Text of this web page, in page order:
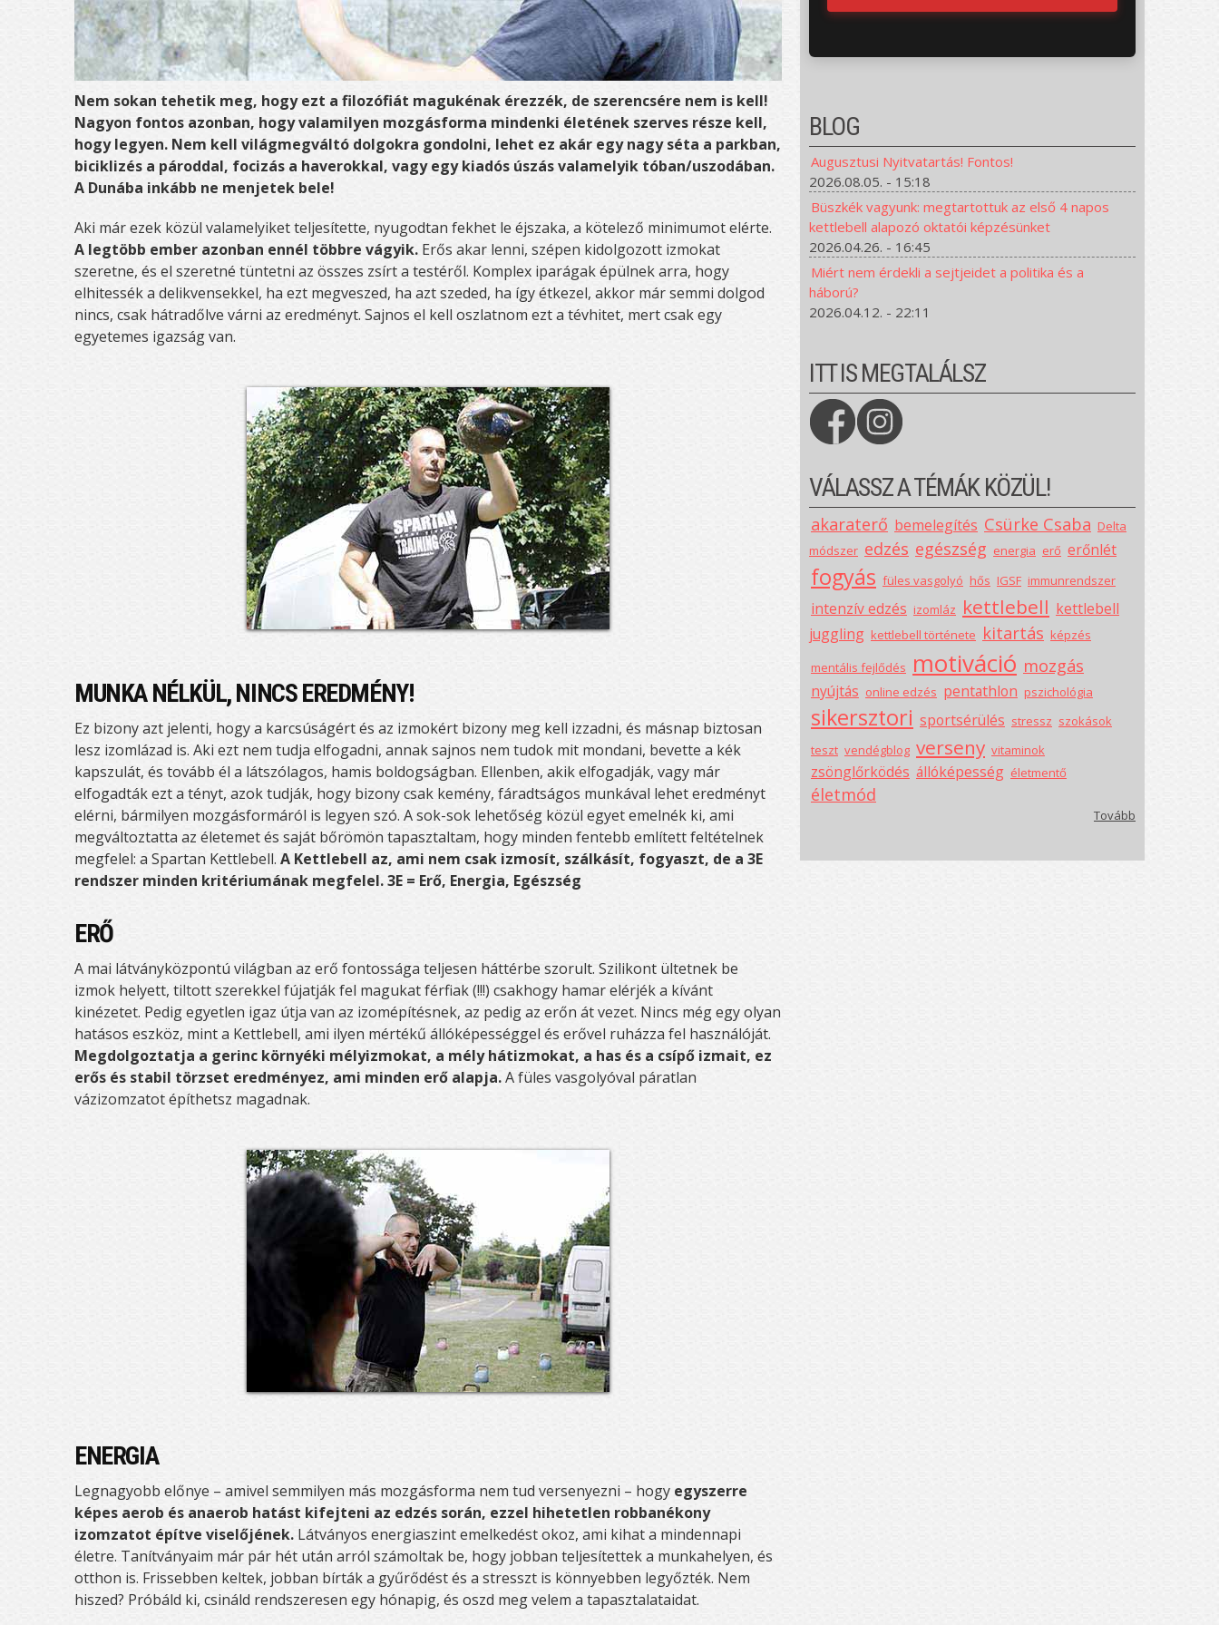
Nem sokan tehetik meg, hogy ezt a filozófiát magukénak érezzék, de szerencsére nem is kell!
Nagyon fontos azonban, hogy valamilyen mozgásforma mindenki életének szerves része kell,
hogy legyen. Nem kell világmegváltó dolgokra gondolni, lehet ez akár egy nagy séta a parkban,
biciklizés a pároddal, focizás a haverokkal, vagy egy kiadós úszás valamelyik tóban/uszodában.
A Dunába inkább ne menjetek bele!
Aki már ezek közül valamelyiket teljesítette, nyugodtan fekhet le éjszaka, a kötelező minimumot elérte.
A legtöbb ember azonban ennél többre vágyik. Erős akar lenni, szépen kidolgozott izmokat
szeretne, és el szeretné tüntetni az összes zsírt a testéről. Komplex iparágak épülnek arra, hogy
elhitessék a delikvensekkel, ha ezt megveszed, ha azt szeded, ha így étkezel, akkor már semmi dolgod
nincs, csak hátradőlve várni az eredményt. Sajnos el kell oszlatnom ezt a tévhitet, mert csak egy
egyetemes igazság van.
MUNKA NÉLKÜL, NINCS EREDMÉNY!
Ez bizony azt jelenti, hogy a karcsúságért és az izmokért bizony meg kell izzadni, és másnap biztosan
lesz izomlázad is. Aki ezt nem tudja elfogadni, annak sajnos nem tudok mit mondani, bevette a kék
kapszulát, és tovább él a látszólagos, hamis boldogságban. Ellenben, akik elfogadják, vagy már
elfogadták ezt a tényt, azok tudják, hogy bizony csak kemény, fáradtságos munkával lehet eredményt
elérni, bármilyen mozgásformáról is legyen szó. A sok-sok lehetőség közül egyet emelnék ki, ami
megváltoztatta az életemet és saját bőrömön tapasztaltam, hogy minden fentebb említett feltételnek
megfelel: a Spartan Kettlebell. A Kettlebell az, ami nem csak izmosít, szálkásít, fogyaszt, de a 3E
rendszer minden kritériumának megfelel. 3E = Erő, Energia, Egészség
ERŐ
A mai látványközpontú világban az erő fontossága teljesen háttérbe szorult. Szilikont ültetnek be
izmok helyett, tiltott szerekkel fújatják fel magukat férfiak (!!!) csakhogy hamar elérjék a kívánt
kinézetet. Pedig egyetlen igaz útja van az izomépítésnek, az pedig az erőn át vezet. Nincs még egy olyan
hatásos eszköz, mint a Kettlebell, ami ilyen mértékű állóképességgel és erővel ruházza fel használóját.
Megdolgoztatja a gerinc környéki mélyizmokat, a mély hátizmokat, a has és a csípő izmait, ez
erős és stabil törzset eredményez, ami minden erő alapja.A füles vasgolyóval páratlan
vázizomzatot építhetsz magadnak.
ENERGIA
Legnagyobb előnye – amivel semmilyen más mozgásforma nem tud versenyezni – hogy egyszerre
képes aerob és anaerob hatást kifejteni az edzés során, ezzel hihetetlen robbanékony
izomzatot építve viselőjének. Látványos energiaszint emelkedést okoz, ami kihat a mindennapi
életre. Tanítványaim már pár hét után arról számoltak be, hogy jobban teljesítettek a munkahelyen, és
otthon is. Frissebben keltek, jobban bírták a gyűrődést és a stresszt is könnyebben legyőzték. Nem
hiszed? Próbáld ki, csináld rendszeresen egy hónapig, és oszd meg velem a tapasztalataidat.
BLOG
Augusztusi Nyitvatartás! Fontos!
2026.08.05. - 15:18
Büszkék vagyunk: megtartottuk az első 4 napos
kettlebell alapozó oktatói képzésünket
2026.04.26. - 16:45
Miért nem érdekli a sejtjeidet a politika és a
háború?
2026.04.12. - 22:11
ITT IS MEGTALÁLSZ
VÁLASSZ A TÉMÁK KÖZÜL!
akaraterő bemelegítés Csürke Csaba Delta
módszer edzés egészség energia erő erőnlét
fogyás füles vasgolyó hős IGSF immunrendszer
intenzív edzés izomláz kettlebell kettlebell
juggling kettlebell története kitartás képzés
mentális fejlődés motiváció mozgás
nyújtás online edzés pentathlon pszichológia
sikersztori sportsérülés stressz szokások
teszt vendégblog verseny vitaminok
zsönglőrködés állóképesség életmentő
életmód
Tovább